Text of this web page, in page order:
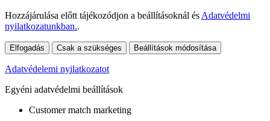
Hozzájárulása előtt tájékozódjon a beállításoknál és Adatvédelmi
nyilatkozatunkban..
Elfogadás Csak a szükséges Beállítások módosítása
Adatvédelemi nyilatkozatot
Egyéni adatvédelmi beállítások
Customer match marketing